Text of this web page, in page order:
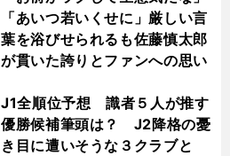
「あいつ若いくせに」厳しい言
葉を浴びせられるも佐藤慎太郎
が貫いた誇りとファンへの思い
J1全順位予想 識者５人が推す
優勝候補筆頭は？ J2降格の憂
き目に遭いそうな３クラブと